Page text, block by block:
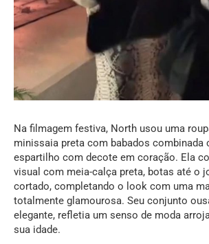
Na filmagem festiva, North usou uma
minissaia preta com babados combinada
espartilho com decote em coração. Ela
visual com meia-calça preta, botas até o
cortado, completando o look com uma
totalmente glamourosa. Seu conjunto
elegante, refletia um senso de moda
sua idade.